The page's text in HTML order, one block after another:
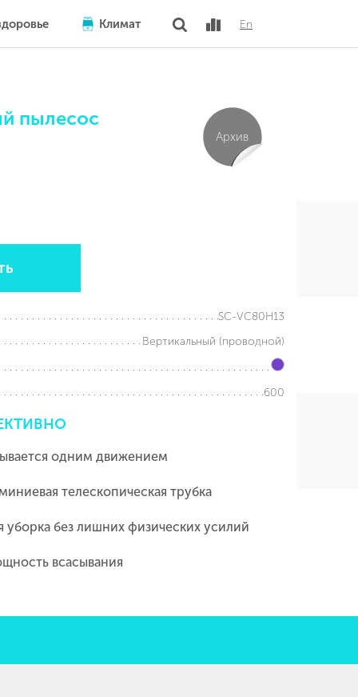
Климат En
пылесос
Архив
SC-VC80H13
Вертикальный (проводной)
600
одним движением
телескопическая трубка
уборка без лишних физических усилий
всасывания